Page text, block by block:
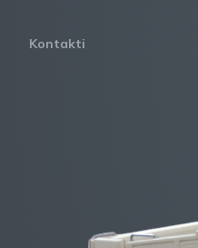
Kontakti